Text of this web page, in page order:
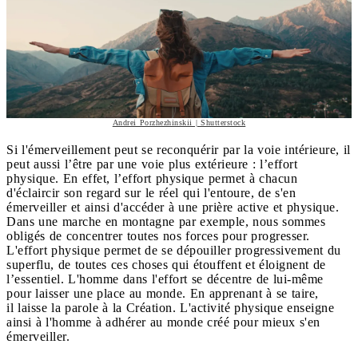
Andrei Porzhezhinskii | Shutterstock
Si l'émerveillement peut se reconquérir par la voie intérieure, il
peut aussi l’être par une voie plus extérieure : l’effort
physique. En effet, l’effort physique permet à chacun
d'éclaircir son regard sur le réel qui l'entoure, de s'en
émerveiller et ainsi d'accéder à une prière active et physique.
Dans une marche en montagne par exemple, nous sommes
obligés de concentrer toutes nos forces pour progresser.
L'effort physique permet de se dépouiller progressivement du
superflu, de toutes ces choses qui étouffent et éloignent de
l’essentiel. L'homme dans l'effort se décentre de lui-même
pour laisser une place au monde. En apprenant à se taire,
il laisse la parole à la Création. L'activité physique enseigne
ainsi à l'homme à adhérer au monde créé pour mieux s'en
émerveiller.